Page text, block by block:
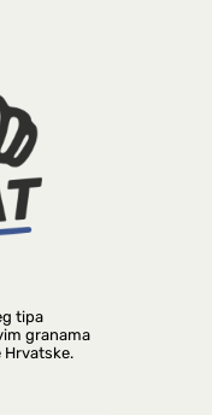
tipa
granama
Hrvatske.